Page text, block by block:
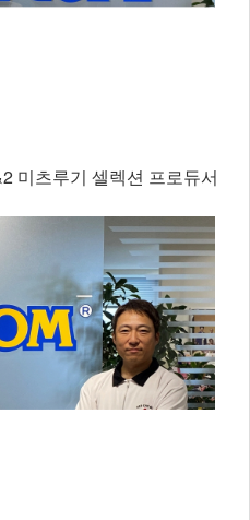
미츠루기 셀렉션 프로듀서​